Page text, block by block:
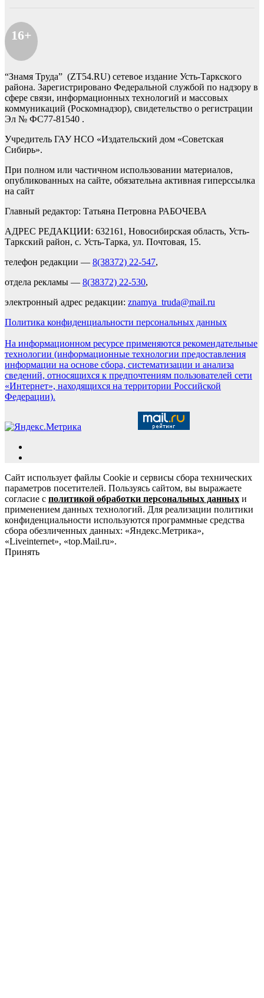
16+
“Знамя Труда” (ZT54.RU) сетевое издание Усть-Таркского
района. Зарегистрировано Федеральной службой по надзору в
сфере связи, информационных технологий и массовых
коммуникаций (Роскомнадзор), свидетельство о регистрации
Эл № ФС77-81540 .
Учредитель ГАУ НСО «Издательский дом «Советская
Сибирь».
При полном или частичном использовании материалов,
опубликованных на сайте, обязательна активная гиперссылка
на сайт
Главный редактор: Татьяна Петровна РАБОЧЕВА
АДРЕС РЕДАКЦИИ: 632161, Новосибирская область, Усть-
Таркский район, с. Усть-Тарка, ул. Почтовая, 15.
телефон редакции — 8(38372) 22-547,
отдела рекламы — 8(38372) 22-530,
электронный адрес редакции: znamya_truda@mail.ru
Политика конфиденциальности персональных данных
На информационном ресурсе применяются рекомендательные
технологии (информационные технологии предоставления
информации на основе сбора, систематизации и анализа
сведений, относящихся к предпочтениям пользователей сети
«Интернет», находящихся на территории Российской
Федерации).
Сайт использует файлы Cookie и сервисы сбора технических
параметров посетителей. Пользуясь сайтом, вы выражаете
согласие с политикой обработки персональных данных и
применением данных технологий. Для реализации политики
конфиденциальности используются программные средства
сбора обезличенных данных: «Яндекс.Метрика»,
«Liveinternet», «top.Mail.ru».
Принять